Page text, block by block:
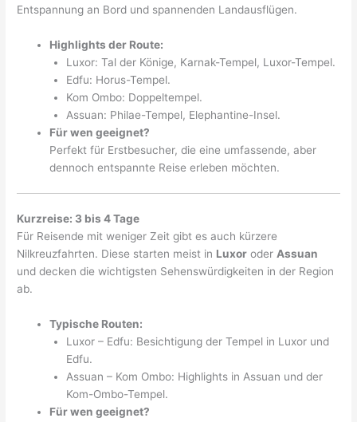
Entspannung an Bord und spannenden Landausflügen.
Highlights der Route:
Luxor: Tal der Könige, Karnak-Tempel, Luxor-Tempel.
Edfu: Horus-Tempel.
Kom Ombo: Doppeltempel.
Assuan: Philae-Tempel, Elephantine-Insel.
Für wen geeignet?
Perfekt für Erstbesucher, die eine umfassende, aber
dennoch entspannte Reise erleben möchten.
Kurzreise: 3 bis 4 Tage
Für Reisende mit weniger Zeit gibt es auch kürzere
Nilkreuzfahrten. Diese starten meist in Luxor oderAssuan
und decken die wichtigsten Sehenswürdigkeiten in der Region
ab.
Typische Routen:
Luxor – Edfu: Besichtigung der Tempel in Luxor und
Edfu.
Assuan – Kom Ombo: Highlights in Assuan und der
Kom-Ombo-Tempel.
Für wen geeignet?